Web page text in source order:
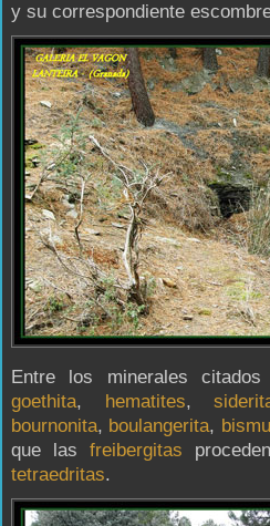
y su correspondiente
Entre los minerales
goethita, hematites,
bournonita, boulangerita,
que lasfreibergitas
tetraedritas.